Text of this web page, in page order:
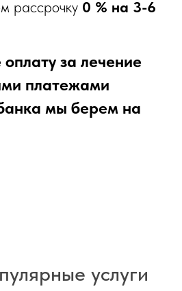
рассрочку 0 % на 3-6
за лечение
платежами
мы берем на
услуги